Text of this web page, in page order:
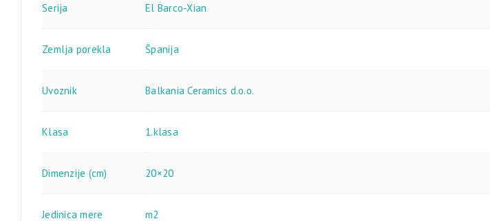
Serija El Barco-Xian
Zemlja porekla Španija
Uvoznik Balkania Ceramics d.o.o.
Klasa 1.klasa
Dimenzije (cm) 20×20
Jedinica mere m2